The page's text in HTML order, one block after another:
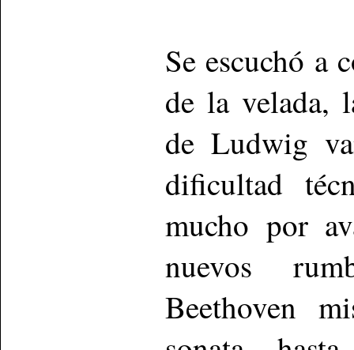
Se escuchó a
de la velada,
de Ludwig
dificultad
mucho por
nuevos
Beethoven